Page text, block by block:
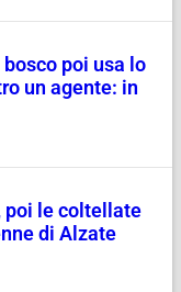
poi usa lo
un agente: in
poi le coltellate
di Alzate